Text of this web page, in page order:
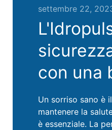
settembre 22,
con una
Un sorriso sano è
mantenere la
è essenziale. La